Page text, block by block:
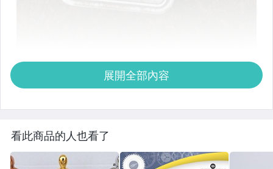
展開全部內容
看此商品的人也看了